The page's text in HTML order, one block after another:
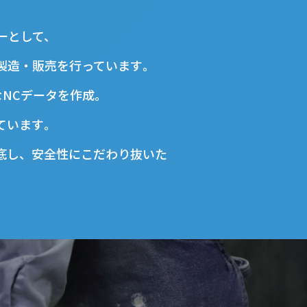
して、
・販売を行っています｡
データを作成｡
います｡
し、安全性にこだわり抜いた